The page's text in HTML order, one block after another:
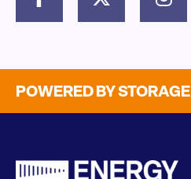
POWERED BY STORAGE